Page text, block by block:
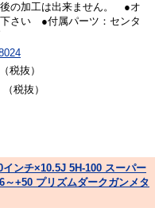
の加工は出来ません。 ●オ
さい ●付属パーツ：センタ
税抜）
税抜）
ンチ×10.5J 5H-100 スーパー
+50 プリズムダークガンメタ